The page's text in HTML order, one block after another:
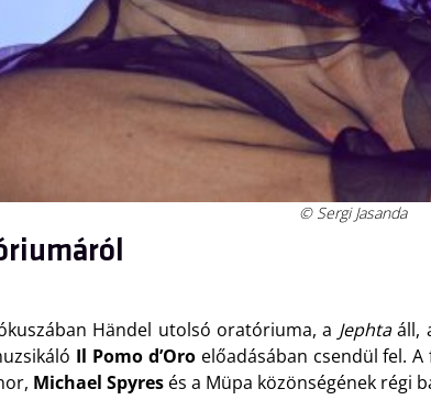
© Sergi Jasanda
Händel utolsó oratóriuma, a Jephtaáll,
Il Pomo d’Oro előadásában csendül fel.
Michael Spyres és a Müpa közönségének régi